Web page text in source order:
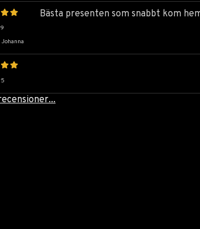
Johanna
Bästa presenten som snabbt kom